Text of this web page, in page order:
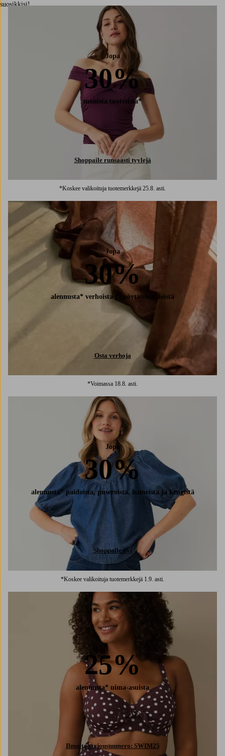
suosikkisi!
Jopa
30%
monista tuotteista*
Shoppaile runsaasti tyylejä
*Koskee valikoituja tuotemerkkejä 25.8. asti.
Jopa
30%
alennusta* verhoista ja pöytätekstiileistä
Osta verhoja
*Voimassa 18.8. asti.
Jopa
30%
alennusta* paidoista, puseroista, hameista ja kengistä
Shoppaile nyt
*Koskee valikoituja tuotemerkkejä 1.9. asti.
25%
alennusta* uima-asuista
Ilmoita tarjousnumero: SWIM25